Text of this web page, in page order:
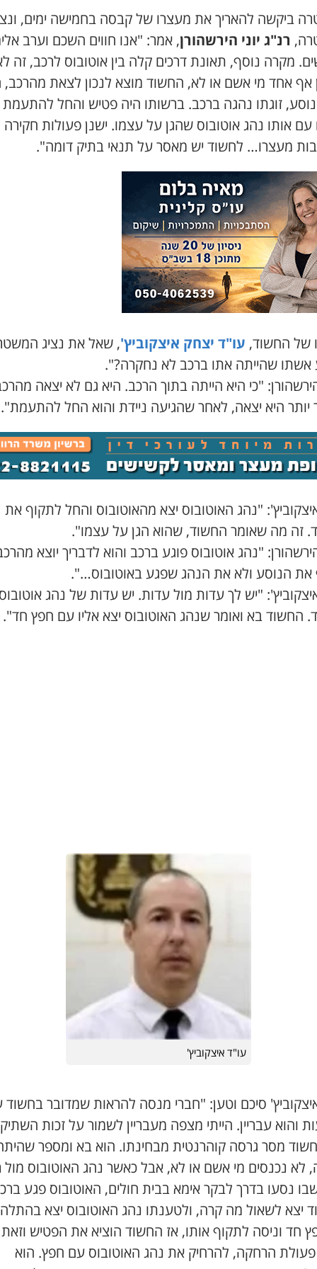
ביקשה להאריך את מעצרו של קבסה בחמישה ימים,
רנ"ג יוני הירשהורן, אמר: "אנו חווים השכם וערב
מקרה נוסף, תאונת דרכים קלה בין אוטובוס לרכב, זה
אף אחד מי אשם או לא, החשוד מוצא לנכון לצאת מהרכב,
זוגתו נהגה ברכב. ברשותו היה פטיש והחל להתעמת
עם אותו נהג אוטובוס שהגן על עצמו. ישנן פעולות חקירה
מעצרו… לחשוד יש מאסר על תנאי בתיק דומה".
של החשוד, עו"ד יצחק איצקוביץ', שאל את נציג
אשתו שהייתה אתו ברכב לא נחקרה?".
"כי היא הייתה בתוך הרכב. היא גם לא יצאה
יותר היא יצאה, לאחר שהגיעה ניידת והוא החל להתעמת".
"נהג האוטובוס יצא מהאוטובוס והחל לתקוף את
זה מה שאומר החשוד, שהוא הגן על עצמו".
"נהג אוטובוס פוגע ברכב והוא לדבריך יוצא
את הנוסע ולא את הנהג שפגע באוטובוס…".
"יש לך עדות מול עדות. יש עדות של נהג
החשוד בא ואומר שנהג האוטובוס יצא אליו עם חפץ חד".
עו"ד איצקוביץ'
סיכם וטען: "חברי מנסה להראות שמדובר בחשוד
והוא עבריין. הייתי מצפה מעבריין לשמור על זכות
מסר גרסה קוהרנטית מבחינתו. הוא בא ומספר
לא נכנסים מי אשם או לא, אבל כאשר נהג האוטובוס מול
נסעו בדרך לבקר אימא בבית חולים, האוטובוס פגע
יצא לשאול מה קרה, ולטענתו נהג האוטובוס יצא
חד וניסה לתקוף אותו, אז החשוד הוציא את הפטיש וזאת
הרחקה, להרחיק את נהג האוטובוס עם חפץ. הוא